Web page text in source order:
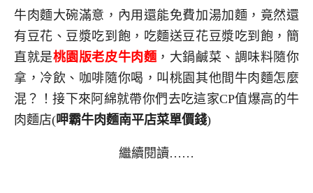
牛肉麵大碗滿意，內用還能免費加湯加麵，竟然還
有豆花、豆漿吃到飽，吃麵送豆花豆漿吃到飽，簡
直就是桃園版老皮牛肉麵 ，大鍋鹹菜、調味料隨你
拿，冷飲、咖啡隨你喝，叫桃園其他間牛肉麵怎麼
混？！接下來阿綿就帶你們去吃這家CP值爆高的牛
肉麵店(呷霸牛肉麵南平店菜單價錢)
繼續閱讀……